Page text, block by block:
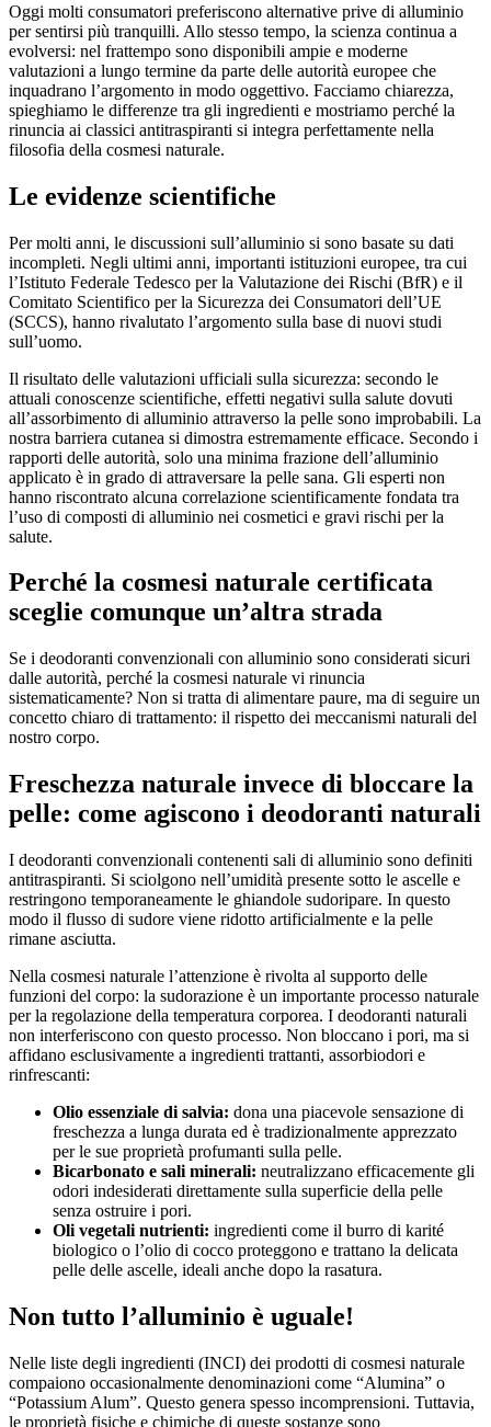
Oggi molti consumatori preferiscono alternative prive di alluminio
per sentirsi più tranquilli. Allo stesso tempo, la scienza continua a
evolversi: nel frattempo sono disponibili ampie e moderne
valutazioni a lungo termine da parte delle autorità europee che
inquadrano l’argomento in modo oggettivo. Facciamo chiarezza,
spieghiamo le differenze tra gli ingredienti e mostriamo perché la
rinuncia ai classici antitraspiranti si integra perfettamente nella
filosofia della cosmesi naturale.
Le evidenze scientifiche
Per molti anni, le discussioni sull’alluminio si sono basate su dati
incompleti. Negli ultimi anni, importanti istituzioni europee, tra cui
l’Istituto Federale Tedesco per la Valutazione dei Rischi (BfR) e il
Comitato Scientifico per la Sicurezza dei Consumatori dell’UE
(SCCS), hanno rivalutato l’argomento sulla base di nuovi studi
sull’uomo.
Il risultato delle valutazioni ufficiali sulla sicurezza: secondo le
attuali conoscenze scientifiche, effetti negativi sulla salute dovuti
all’assorbimento di alluminio attraverso la pelle sono improbabili. La
nostra barriera cutanea si dimostra estremamente efficace. Secondo i
rapporti delle autorità, solo una minima frazione dell’alluminio
applicato è in grado di attraversare la pelle sana. Gli esperti non
hanno riscontrato alcuna correlazione scientificamente fondata tra
l’uso di composti di alluminio nei cosmetici e gravi rischi per la
salute.
Perché la cosmesi naturale certificata
sceglie comunque un’altra strada
Se i deodoranti convenzionali con alluminio sono considerati sicuri
dalle autorità, perché la cosmesi naturale vi rinuncia
sistematicamente? Non si tratta di alimentare paure, ma di seguire un
concetto chiaro di trattamento: il rispetto dei meccanismi naturali del
nostro corpo.
Freschezza naturale invece di bloccare la
pelle: come agiscono i deodoranti naturali
I deodoranti convenzionali contenenti sali di alluminio sono definiti
antitraspiranti. Si sciolgono nell’umidità presente sotto le ascelle e
restringono temporaneamente le ghiandole sudoripare. In questo
modo il flusso di sudore viene ridotto artificialmente e la pelle
rimane asciutta.
Nella cosmesi naturale l’attenzione è rivolta al supporto delle
funzioni del corpo: la sudorazione è un importante processo naturale
per la regolazione della temperatura corporea. I deodoranti naturali
non interferiscono con questo processo. Non bloccano i pori, ma si
affidano esclusivamente a ingredienti trattanti, assorbiodori e
rinfrescanti:
Olio essenziale di salvia: dona una piacevole sensazione di
freschezza a lunga durata ed è tradizionalmente apprezzato
per le sue proprietà profumanti sulla pelle.
Bicarbonato e sali minerali: neutralizzano efficacemente gli
odori indesiderati direttamente sulla superficie della pelle
senza ostruire i pori.
Oli vegetali nutrienti: ingredienti come il burro di karité
biologico o l’olio di cocco proteggono e trattano la delicata
pelle delle ascelle, ideali anche dopo la rasatura.
Non tutto l’alluminio è uguale!
Nelle liste degli ingredienti (INCI) dei prodotti di cosmesi naturale
compaiono occasionalmente denominazioni come “Alumina” o
“Potassium Alum”. Questo genera spesso incomprensioni. Tuttavia,
le proprietà fisiche e chimiche di queste sostanze sono